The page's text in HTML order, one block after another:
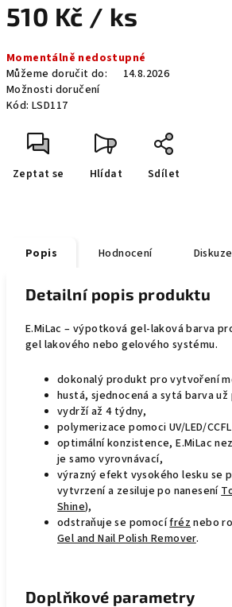
510 Kč / ks
cena:
Momentálně nedostupné
Můžeme doručit do:
14.8.2026
Možnosti doručení
Kód: LSD117
Zeptat se Hlídat Sdílet
Popis Hodnocení Diskuze
Detailní popis produktu
E.MiLac – výpotková gel-laková barva
gel lakového nebo gelového systému.
dokonalý produkt pro vytvoření
hustá, sjednocená a sytá barva
vydrží až 4 týdny,
polymerizace pomoci UV/LED/
optimální konzistence, E.MiLac
je samo vyrovnávací,
výrazný efekt vysokého lesku se
vytvrzení a zesiluje po nanesení
Shine),
odstraňuje se pomocífréznebo
Gel and Nail Polish Remover.
Doplňkové parametry